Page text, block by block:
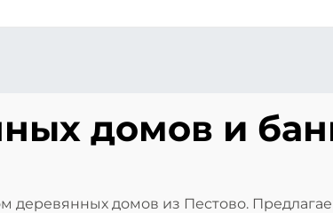
домов и
деревянных домов из Пестово.